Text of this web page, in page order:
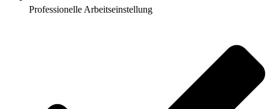
Professionelle Arbeitseinstellung